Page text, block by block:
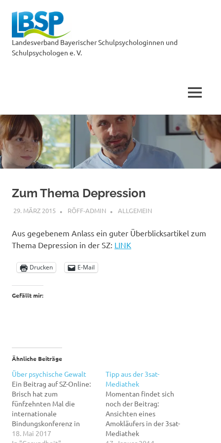
Zum
Inhalt
springen
Landesverband Bayerischer Schulpsychologinnen und
Schulpsychologen e. V.
MENÜ
Zum Thema Depression
29. MÄRZ 2015 RÖFF-ADMIN ALLGEMEIN
Aus gegebenem Anlass ein guter Überblicksartikel zum
Thema Depression in der SZ: LINK
Drucken E-Mail
Gefällt mir:
Ähnliche Beiträge
Über psychische Gewalt
Ein Beitrag auf SZ-Online:
Brisch hat zum
fünfzehnten Mal die
internationale
Bindungskonferenz in
München organisiert,
18. Mai 2017
Tipp aus der 3sat-
Mediathek
Momentan findet sich
noch der Beitrag:
Ansichten eines
Amokläufers in der 3sat-
Mediathek